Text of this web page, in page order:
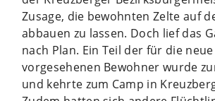
Zusage, die bewohnten Zelte auf
abbauen zu lassen. Doch lief das
nach Plan. Ein Teil der für die
vorgesehenen Bewohner wurde
und kehrte zum Camp in